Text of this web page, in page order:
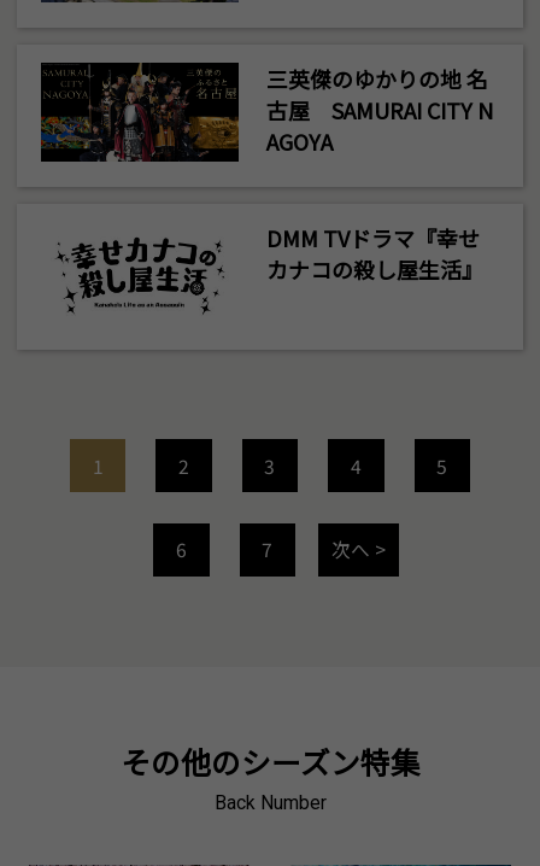
三英傑のゆかりの地 名
古屋 SAMURAI CITY N
AGOYA
DMM TVドラマ『幸せ
カナコの殺し屋生活』
1 2 3 4 5
6 7 次へ >
その他のシーズン特集
Back Number